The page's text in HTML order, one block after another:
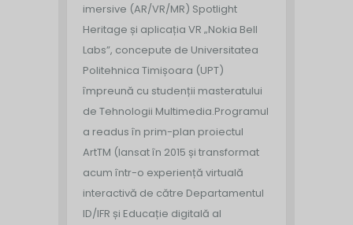
imersive (AR/VR/MR) Spotlight
Heritage și aplicația VR „Nokia Bell
Labs”, concepute de Universitatea
Politehnica Timișoara (UPT)
împreună cu studenții masteratului
de Tehnologii Multimedia.Programul
a readus în prim-plan proiectul
ArtTM (lansat în 2015 și transformat
acum într-o experiență virtuală
interactivă de către Departamentul
ID/IFR și Educație digitală al